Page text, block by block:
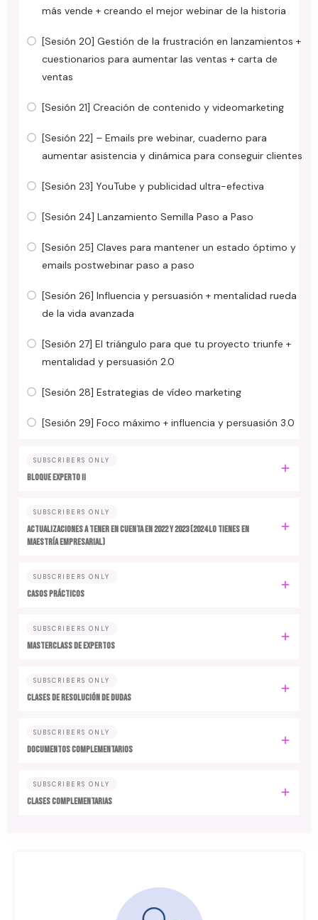
más vende + creando el mejor webinar de la historia
[Sesión 20] Gestión de la frustración en lanzamientos +
cuestionarios para aumentar las ventas + carta de
ventas
[Sesión 21] Creación de contenido y videomarketing
[Sesión 22] – Emails pre webinar, cuaderno para
aumentar asistencia y dinámica para conseguir clientes
[Sesión 23] YouTube y publicidad ultra-efectiva
[Sesión 24] Lanzamiento Semilla Paso a Paso
[Sesión 25] Claves para mantener un estado óptimo y
emails postwebinar paso a paso
[Sesión 26] Influencia y persuasión + mentalidad rueda
de la vida avanzada
[Sesión 27] El triángulo para que tu proyecto triunfe +
mentalidad y persuasión 2.0
[Sesión 28] Estrategias de vídeo marketing
[Sesión 29] Foco máximo + influencia y persuasión 3.0
SUBSCRIBERS ONLY
BLOQUE EXPERTO II
SUBSCRIBERS ONLY
ACTUALIZACIONES A TENER EN CUENTA EN 2022 y 2023 (2024 LO TIENES EN
MAESTRÍA EMPRESARIAL)
SUBSCRIBERS ONLY
CASOS PRÁCTICOS
SUBSCRIBERS ONLY
MASTERCLASS DE EXPERTOS
SUBSCRIBERS ONLY
CLASES DE RESOLUCIÓN DE DUDAS
SUBSCRIBERS ONLY
DOCUMENTOS COMPLEMENTARIOS
SUBSCRIBERS ONLY
CLASES COMPLEMENTARIAS